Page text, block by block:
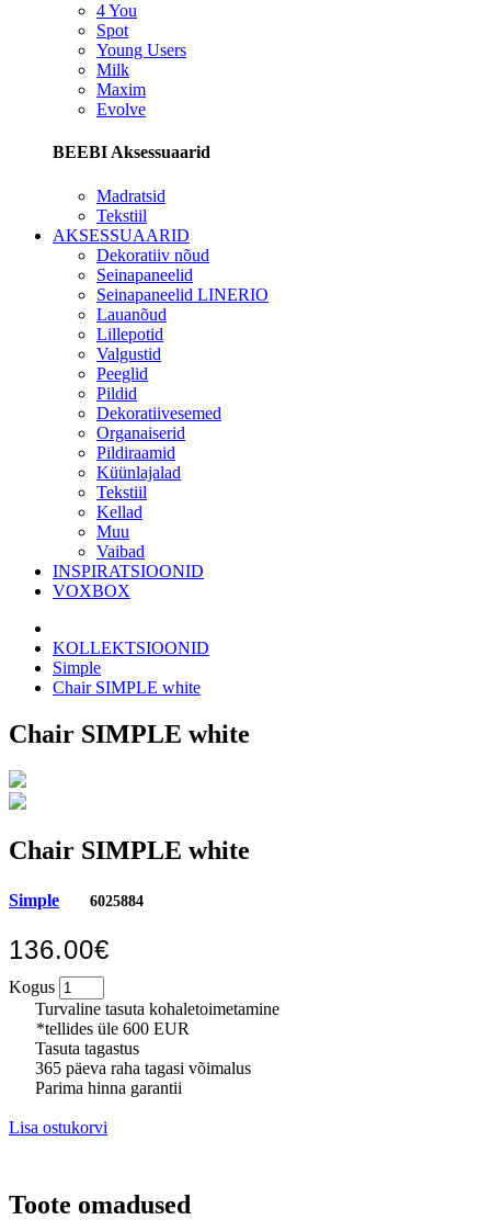
4 You
Spot
Young Users
Milk
Maxim
Evolve
BEEBI Aksessuaarid
Madratsid
Tekstiil
AKSESSUAARID
Dekoratiiv nõud
Seinapaneelid
Seinapaneelid LINERIO
Lauanõud
Lillepotid
Valgustid
Peeglid
Pildid
Dekoratiivesemed
Organaiserid
Pildiraamid
Küünlajalad
Tekstiil
Kellad
Muu
Vaibad
INSPIRATSIOONID
VOXBOX
KOLLEKTSIOONID
Simple
Chair SIMPLE white
Chair SIMPLE white
Chair SIMPLE white
Simple 6025884
136.00€
Kogus
Turvaline tasuta kohaletoimetamine
*tellides üle 600 EUR
Tasuta tagastus
365 päeva raha tagasi võimalus
Parima hinna garantii
Lisa ostukorvi
Toote omadused